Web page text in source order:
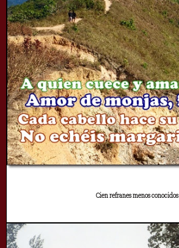
Cien refranes menos conocidos